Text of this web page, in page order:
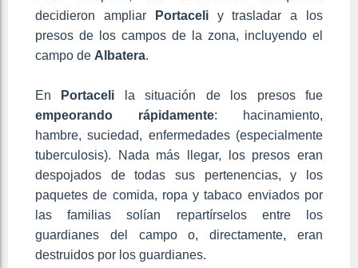
decidieron ampliar
Portaceliy trasladar a los
presos de los campos de la zona, incluyendo el
campo de Albatera.
En Portaceli la situación de los presos fue
empeorando rápidamente: hacinamiento,
hambre, suciedad, enfermedades (especialmente
tuberculosis). Nada más llegar, los presos eran
despojados de todas sus pertenencias, y los
paquetes de comida, ropa y tabaco enviados por
las familias solían repartírselos entre los
guardianes del campo o, directamente, eran
destruidos por los guardianes.